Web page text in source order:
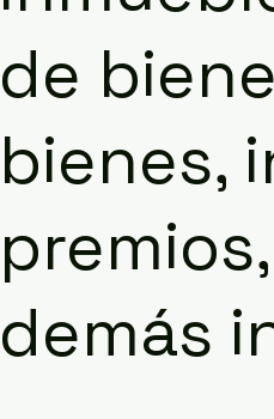
de
bienes,
demás